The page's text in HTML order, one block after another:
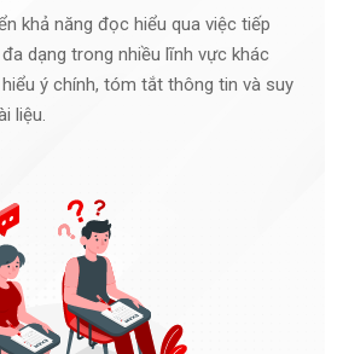
khả năng đọc hiểu qua việc tiếp
dạng trong nhiều lĩnh vực khác
ý chính, tóm tắt thông tin và suy
liệu.